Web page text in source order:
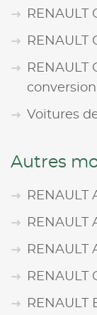
RENAULT
conversion
Voitures
Autres
RENAULT
RENAULT
RENAULT
RENAULT
RENAULT